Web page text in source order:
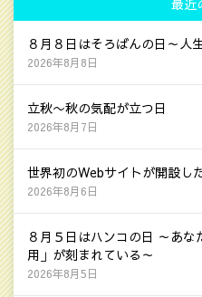
最近
８月８日はそろばんの日～人
2026年8月8日
立秋〜秋の気配が立つ日
2026年8月7日
世界初のWebサイトが開設し
2026年8月6日
８月５日はハンコの日 ～あ
用」が刻まれている～
2026年8月5日